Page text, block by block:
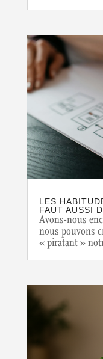
LES
FAUT AUSSI
Avons-nous
nous pouvons
« piratant »